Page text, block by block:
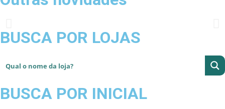
BUSCA POR LOJAS
BUSCA POR INICIAL